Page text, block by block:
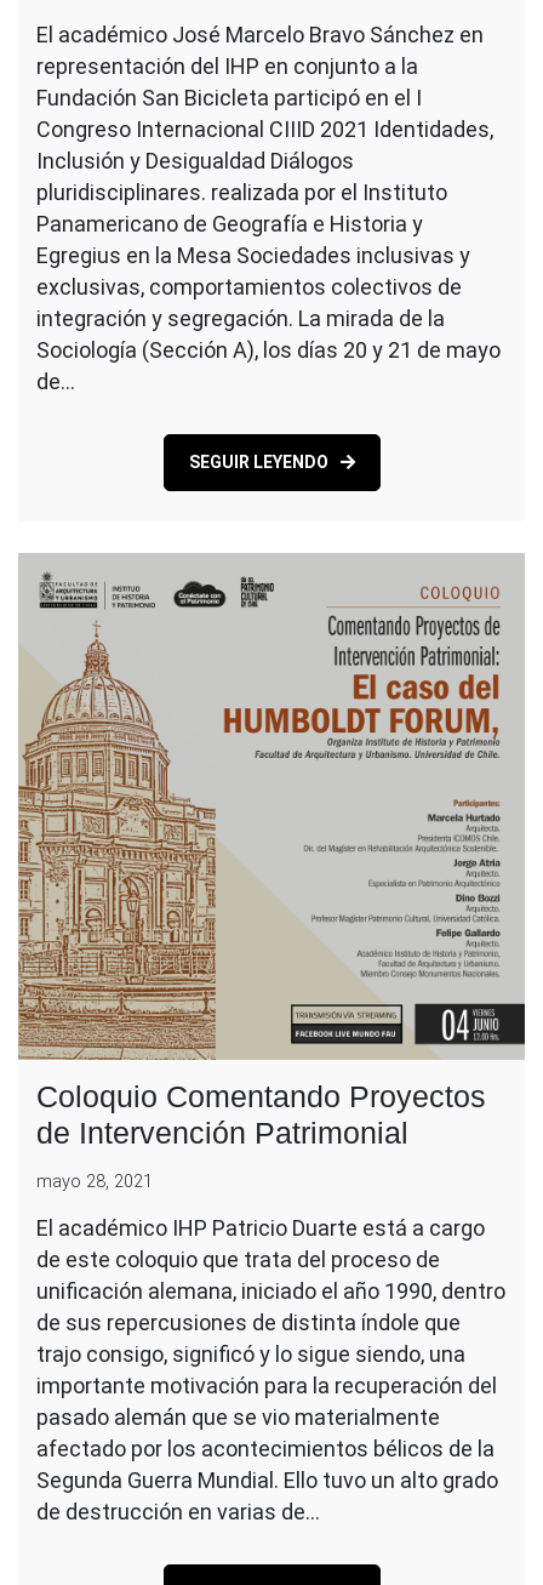
El académico José Marcelo Bravo Sánchez en
representación del IHP en conjunto a la
Fundación San Bicicleta participó en el I
Congreso Internacional CIIID 2021 Identidades,
Inclusión y Desigualdad Diálogos
pluridisciplinares. realizada por el Instituto
Panamericano de Geografía e Historia y
Egregius en la Mesa Sociedades inclusivas y
exclusivas, comportamientos colectivos de
integración y segregación. La mirada de la
Sociología (Sección A), los días 20 y 21 de mayo
de…
SEGUIR LEYENDO
Coloquio Comentando Proyectos
de Intervención Patrimonial
mayo 28, 2021
El académico IHP Patricio Duarte está a cargo
de este coloquio que trata del proceso de
unificación alemana, iniciado el año 1990, dentro
de sus repercusiones de distinta índole que
trajo consigo, significó y lo sigue siendo, una
importante motivación para la recuperación del
pasado alemán que se vio materialmente
afectado por los acontecimientos bélicos de la
Segunda Guerra Mundial. Ello tuvo un alto grado
de destrucción en varias de…